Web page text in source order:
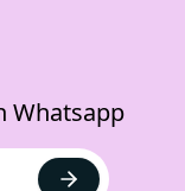
Whatsapp